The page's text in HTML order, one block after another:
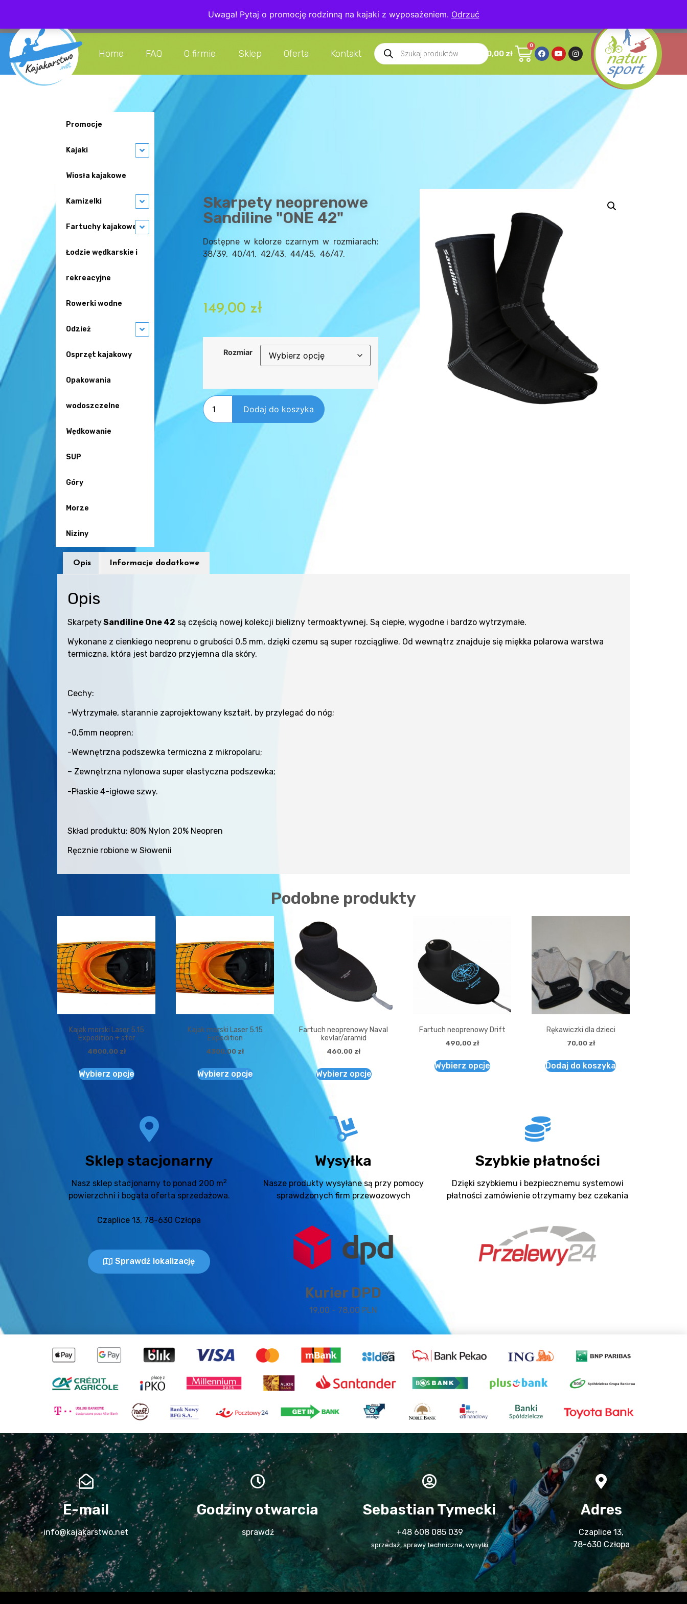
Uwaga! Pytaj o promocję rodzinną na kajaki z wyposażeniem. Odrzuć
+48 608 085 039 info@kajakarstwo.net Czaplice 13, 78-630 Człopa
Home FAQ O firmie Sklep Oferta Kontakt 0,00 zł
Promocje
Kajaki
Wiosła kajakowe
Kamizelki
Fartuchy kajakowe
Łodzie wędkarskie i
rekreacyjne
Rowerki wodne
Odzież
Osprzęt kajakowy
Opakowania
wodoszczelne
Wędkowanie
SUP
Góry
Morze
Niziny
Skarpety neoprenowe
Sandiline "ONE 42"
Dostępne w kolorze czarnym w rozmiarach:
38/39, 40/41, 42/43, 44/45, 46/47.
149,00zł
Rozmiar
Dodaj do koszyka
Opis Informacje dodatkowe
Opis
SkarpetySandiline One 42 są częścią nowej kolekcji bielizny termoaktywnej. Są ciepłe, wygodne i bardzo wytrzymałe.
Wykonane z cienkiego neoprenu o grubości 0,5 mm, dzięki czemu są super rozciągliwe. Od wewnątrz znajduje się miękka polarowa warstwa
termiczna, która jest bardzo przyjemna dla skóry.
Cechy:
-Wytrzymałe, starannie zaprojektowany kształt, by przylegać do nóg;
-0,5mm neopren;
-Wewnętrzna podszewka termiczna z mikropolaru;
– Zewnętrzna nylonowa super elastyczna podszewka;
-Płaskie 4-igłowe szwy.
Skład produktu: 80% Nylon 20% Neopren
Ręcznie robione w Słowenii
Podobne produkty
Kajak morski Laser 5.15
Expedition + ster
4800,00 zł
Wybierz opcje
Kajak morski Laser 5.15
Expedition
4300,00 zł
Wybierz opcje
Fartuch neoprenowy Naval
kevlar/aramid
460,00 zł
Wybierz opcje
Fartuch neoprenowy Drift
490,00 zł
Wybierz opcje
Rękawiczki dla dzieci
70,00 zł
Dodaj do koszyka
Sklep stacjonarny
Nasz sklep stacjonarny to ponad 200 m2
powierzchni i bogata oferta sprzedażowa.
Czaplice 13, 78-630 Człopa
Sprawdź lokalizację
Wysyłka
Nasze produkty wysyłane są przy pomocy
sprawdzonych firm przewozowych
Kurier DPD
19,00 - 78,00 PLN
Szybkie płatności
Dzięki szybkiemu i bezpiecznemu systemowi
płatności zamówienie otrzymamy bez czekania
E-mail
info@kajakarstwo.net
Godziny otwarcia
sprawdź
Sebastian Tymecki
+48 608 085 039
sprzedaż, sprawy techniczne, wysyłki
Adres
Czaplice 13,
78-630 Człopa